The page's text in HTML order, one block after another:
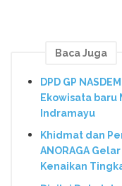
Baca Juga
DPD GP
Ekowisata baru
Indramayu
Khidmat dan
ANORAGA
Kenaikan